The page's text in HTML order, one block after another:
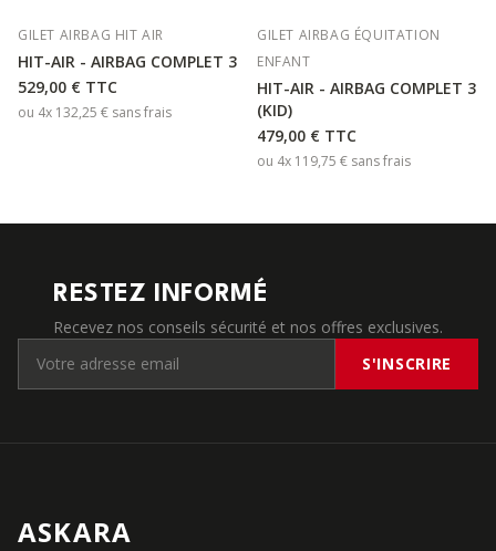
GILET AIRBAG HIT AIR
HIT-AIR - AIRBAG COMPLET 3
529,00 € TTC
ou 4x 132,25 € sans frais
GILET AIRBAG ÉQUITATION
ENFANT
HIT-AIR - AIRBAG COMPLET 3
(KID)
479,00 € TTC
ou 4x 119,75 € sans frais
RESTEZ INFORMÉ
Recevez nos conseils sécurité et nos offres exclusives.
S'INSCRIRE
ASKARA